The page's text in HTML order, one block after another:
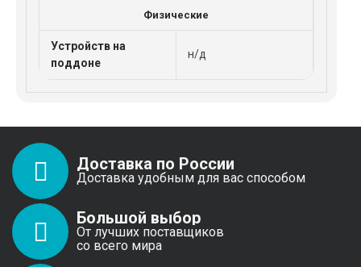
Физические
Устройств на
поддоне
н/д
Доставка по России
Доставка удобным для вас способом
Большой выбор
От лучших поставщиков
со всего мира